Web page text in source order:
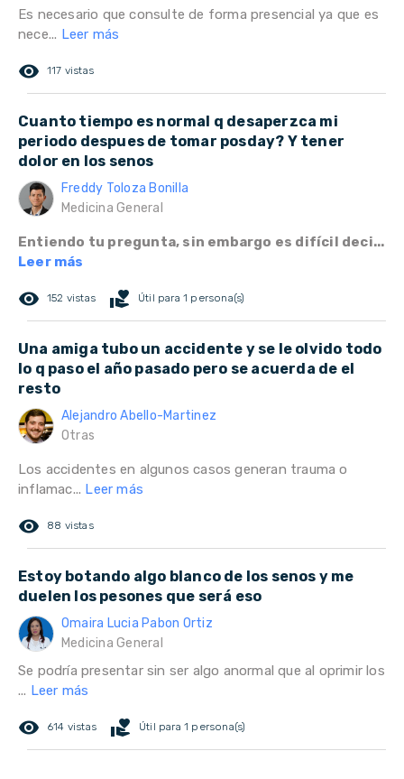
Es necesario que consulte de forma presencial ya que es
nece... Leer más
remove_red_eye 117 vistas
Cuanto tiempo es normal q desaperzca mi
periodo despues de tomar posday? Y tener
dolor en los senos
Freddy Toloza Bonilla
Medicina General
Entiendo tu pregunta, sin embargo es difícil deci...
Leer más
remove_red_eye 152 vistas volunteer_activism Útil para 1 persona(s)
Una amiga tubo un accidente y se le olvido todo
lo q paso el año pasado pero se acuerda de el
resto
Alejandro Abello-Martinez
Otras
Los accidentes en algunos casos generan trauma o
inflamac... Leer más
remove_red_eye 88 vistas
Estoy botando algo blanco de los senos y me
duelen los pesones que será eso
Omaira Lucia Pabon Ortiz
Medicina General
Se podría presentar sin ser algo anormal que al oprimir los
... Leer más
remove_red_eye 614 vistas volunteer_activism Útil para 1 persona(s)